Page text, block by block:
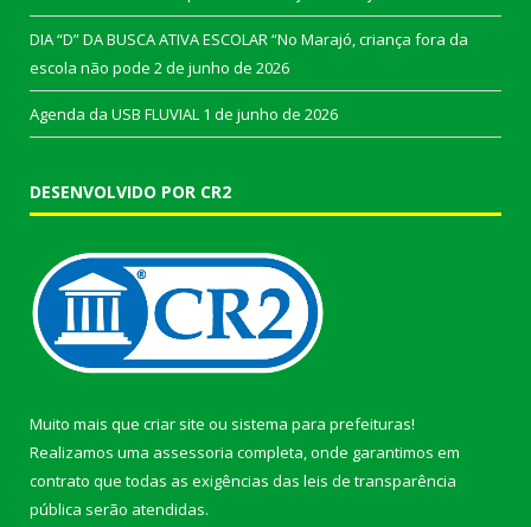
DIA “D” DA BUSCA ATIVA ESCOLAR “No Marajó, criança fora da
escola não pode 2 de junho de 2026
Agenda da USB FLUVIAL 1 de junho de 2026
DESENVOLVIDO POR CR2
Muito mais que criar site ou sistema para prefeituras!
Realizamos uma assessoria completa, onde garantimos em
contrato que todas as exigências das leis de transparência
pública serão atendidas.